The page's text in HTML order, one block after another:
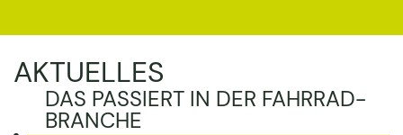
AKTUELLES
DAS PASSIERT IN DER FAHRRAD-
BRANCHE